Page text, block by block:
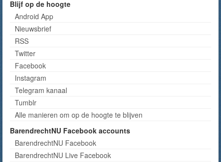
Blijf op de hoogte
Android App
Nieuwsbrief
RSS
Twitter
Facebook
Instagram
Telegram kanaal
Tumblr
Alle manieren om op de hoogte te blijven
BarendrechtNU Facebook accounts
BarendrechtNU Facebook
BarendrechtNU Live Facebook